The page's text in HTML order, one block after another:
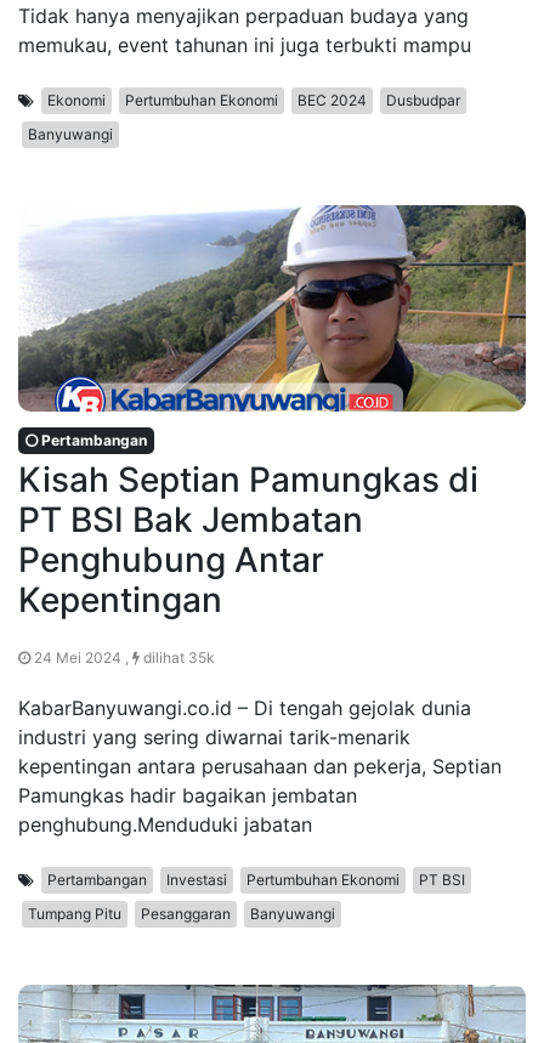
Tidak hanya menyajikan perpaduan budaya yang
memukau, event tahunan ini juga terbukti mampu
Ekonomi Pertumbuhan Ekonomi BEC 2024
Dusbudpar
Banyuwangi
Pertambangan
Kisah Septian Pamungkas di
PT BSI Bak Jembatan
Penghubung Antar
Kepentingan
24 Mei 2024 , dilihat 35k
KabarBanyuwangi.co.id – Di tengah gejolak dunia
industri yang sering diwarnai tarik-menarik
kepentingan antara perusahaan dan pekerja, Septian
Pamungkas hadir bagaikan jembatan
penghubung.Menduduki jabatan
Pertambangan Investasi Pertumbuhan Ekonomi
PT BSI
Tumpang Pitu
Pesanggaran Banyuwangi